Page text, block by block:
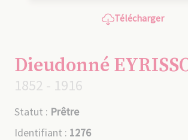
Télécharger
Dieudonné
1852 - 1916
Statut : Prêtre
Identifiant : 1276